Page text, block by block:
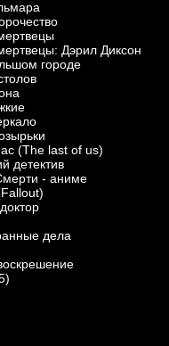
Дэрил Диксон
городе
(The last of us)
детектив
- аниме
дела